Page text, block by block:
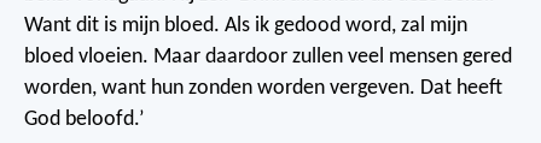
Want dit is mijn bloed. Als ik gedood word, zal mijn
bloed vloeien. Maar daardoor zullen veel mensen gered
worden, want hun zonden worden vergeven. Dat heeft
God beloofd.’